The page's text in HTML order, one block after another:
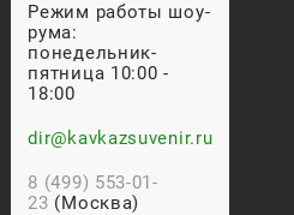
Режим работы шоу-
рума:
понедельник-
пятница 10:00 -
18:00
dir@kavkazsuvenir.ru
8 (499) 553-01-
23 (Москва)